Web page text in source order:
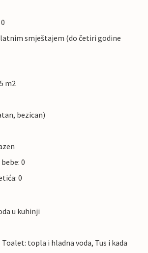
smještajem (do četiri godine
m2
bezican)
0
0
u kuhinji
Toalet: topla i hladna voda, Tus i kada